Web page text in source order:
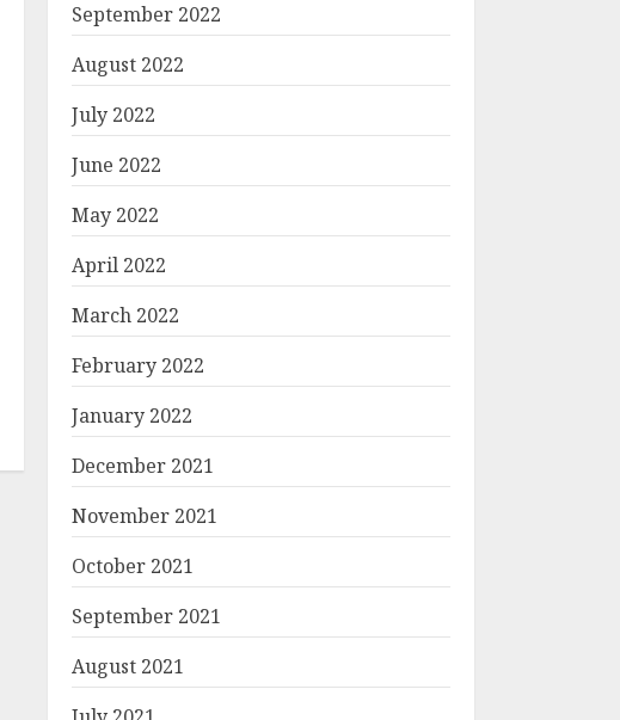
September 2022
August 2022
July 2022
June 2022
May 2022
April 2022
March 2022
February 2022
January 2022
December 2021
November 2021
October 2021
September 2021
August 2021